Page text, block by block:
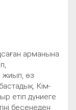
арманына
жиып, өз
Кім-
етіп дүниеге
бесенеден